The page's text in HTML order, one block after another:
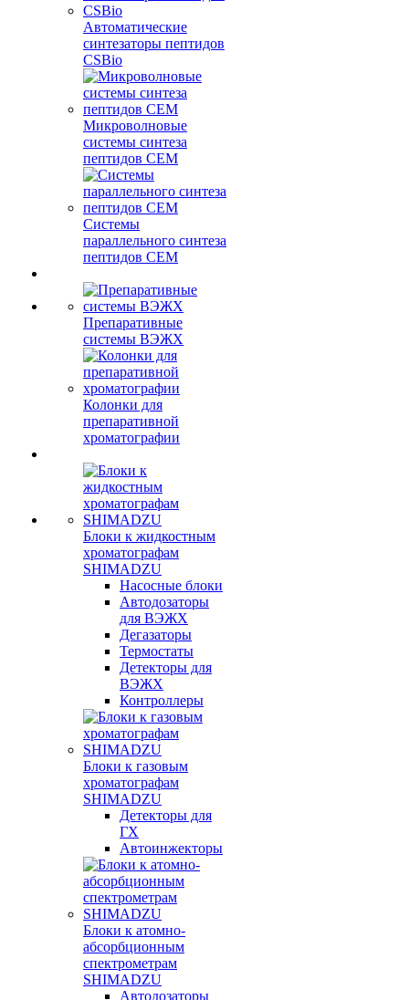
Автоматические
синтезаторы пептидов
CSBio
Микроволновые
системы синтеза
пептидов CEM
Системы
параллельного синтеза
пептидов CEM
Препаративные
системы ВЭЖХ
Колонки для
препаративной
хроматографии
Блоки к жидкостным
хроматографам
SHIMADZU
Насосные блоки
Автодозаторы
для ВЭЖХ
Дегазаторы
Термостаты
Детекторы для
ВЭЖХ
Контроллеры
Блоки к газовым
хроматографам
SHIMADZU
Детекторы для
ГХ
Автоинжекторы
Блоки к атомно-
абсорбционным
спектрометрам
SHIMADZU
Автодозаторы